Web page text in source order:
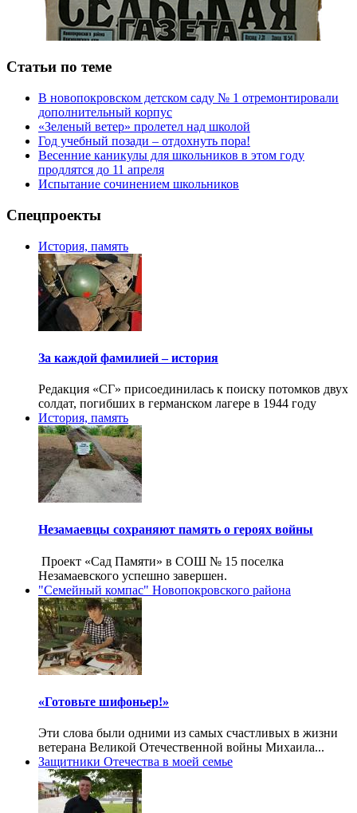
Статьи по теме
В новопокровском детском саду № 1 отремонтировали
дополнительный корпус
«Зеленый ветер» пролетел над школой
Год учебный позади – отдохнуть пора!
Весенние каникулы для школьников в этом году
продлятся до 11 апреля
Испытание сочинением школьников
Спецпроекты
История, память
За каждой фамилией – история
Редакция «СГ» присоединилась к поиску потомков двух
солдат, погибших в германском лагере в 1944 году
История, память
Незамаевцы сохраняют память о героях войны
Проект «Сад Памяти» в СОШ № 15 поселка
Незамаевского успешно завершен.
"Семейный компас" Новопокровского района
«Готовьте шифоньер!»
Эти слова были одними из самых счастливых в жизни
ветерана Великой Отечественной войны Михаила...
Защитники Отечества в моей семье